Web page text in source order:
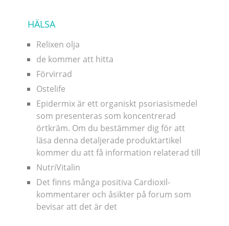
HÄLSA
Relixen olja
de kommer att hitta
Förvirrad
Ostelife
Epidermix är ett organiskt psoriasismedel
som presenteras som koncentrerad
örtkräm. Om du bestämmer dig för att
läsa denna detaljerade produktartikel
kommer du att få information relaterad till
NutriVitalin
Det finns många positiva Cardioxil-
kommentarer och åsikter på forum som
bevisar att det är det